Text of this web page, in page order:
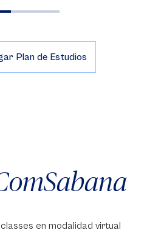
Plan de Estudios
en modalidad virtual